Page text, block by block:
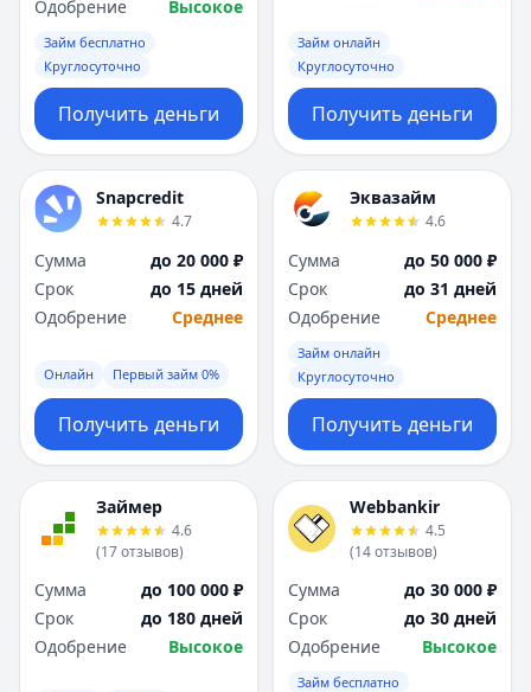
Одобрение
Высокое
Займ бесплатно
Круглосуточно
Получить деньги
Займ онлайн
Круглосуточно
Получить деньги
Snapcredit
4.7
Сумма
до 20 000 ₽
Срок
до 15 дней
Одобрение
Среднее
Онлайн Первый займ 0%
Получить деньги
Эквазайм
4.6
Сумма
до 50 000 ₽
Срок
до 31 дней
Одобрение
Среднее
Займ онлайн
Круглосуточно
Получить деньги
Займер
4.6
(17отзывов)
Сумма
до 100 000 ₽
Срок
до 180 дней
Одобрение
Высокое
Webbankir
4.5
(14отзывов)
Сумма
до 30 000 ₽
Срок
до 30 дней
Одобрение
Высокое
Займ бесплатно